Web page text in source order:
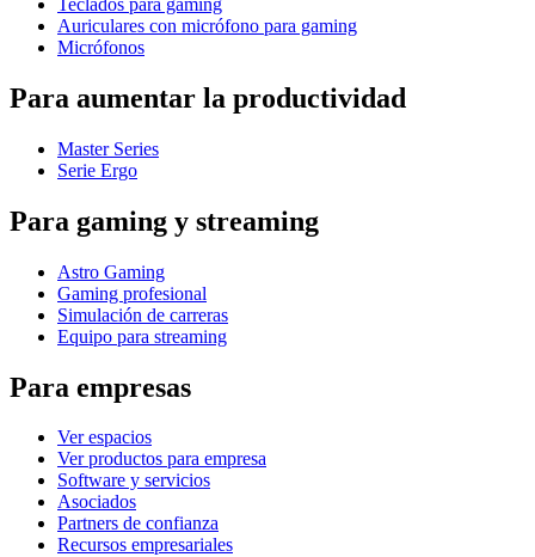
Teclados para gaming
Auriculares con micrófono para gaming
Micrófonos
Para aumentar la productividad
Master Series
Serie Ergo
Para gaming y streaming
Astro Gaming
Gaming profesional
Simulación de carreras
Equipo para streaming
Para empresas
Ver espacios
Ver productos para empresa
Software y servicios
Asociados
Partners de confianza
Recursos empresariales